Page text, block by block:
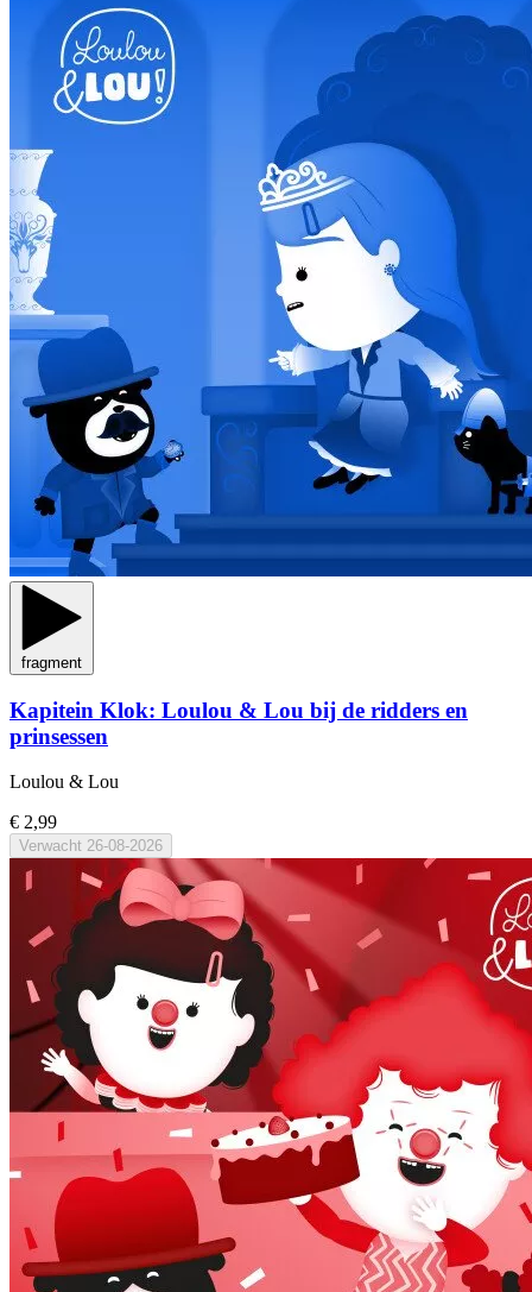
fragment
Kapitein Klok: Loulou & Lou bij de ridders en
prinsessen
Loulou & Lou
€ 2,99
Verwacht 26-08-2026